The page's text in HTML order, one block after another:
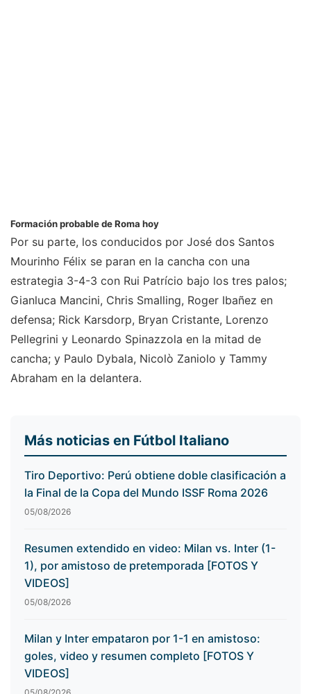
Formación probable de Roma hoy
Por su parte, los conducidos por José dos Santos
Mourinho Félix se paran en la cancha con una
estrategia 3-4-3 con Rui Patrício bajo los tres palos;
Gianluca Mancini, Chris Smalling, Roger Ibañez en
defensa; Rick Karsdorp, Bryan Cristante, Lorenzo
Pellegrini y Leonardo Spinazzola en la mitad de
cancha; y Paulo Dybala, Nicolò Zaniolo y Tammy
Abraham en la delantera.
Más noticias en Fútbol Italiano
Tiro Deportivo: Perú obtiene doble clasificación a
la Final de la Copa del Mundo ISSF Roma 2026
05/08/2026
Resumen extendido en video: Milan vs. Inter (1-
1), por amistoso de pretemporada [FOTOS Y
VIDEOS]
05/08/2026
Milan y Inter empataron por 1-1 en amistoso:
goles, video y resumen completo [FOTOS Y
VIDEOS]